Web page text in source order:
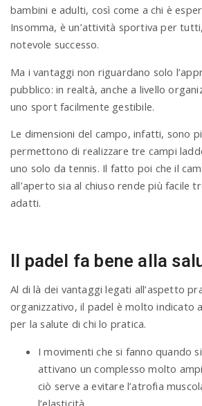
bambini e adulti, così come a chi è
Insomma, è un’attività sportiva per
notevole successo.
Ma i vantaggi non riguardano solo
pubblico: in realtà, anche a livello
uno sport facilmente gestibile.
Le dimensioni del campo, infatti, sono
permettono di realizzare tre campi
uno solo da tennis. Il fatto poi che il
all’aperto sia al chiuso rende più facile
adatti.
Il padel fa bene alla
Al di là dei vantaggi legati all’aspetto
organizzativo, il padel è molto indicato
per la salute di chi lo pratica.
I movimenti che si fanno quando
attivano un complesso molto
ciò serve a evitare l’atrofia